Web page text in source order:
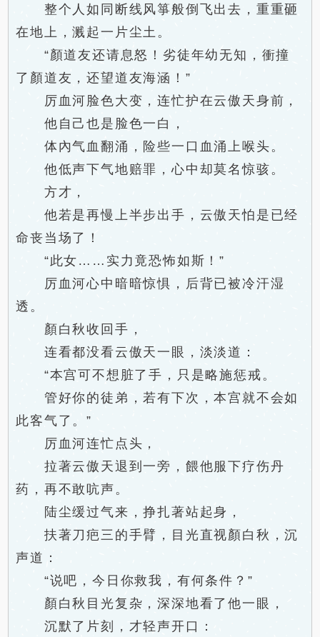
整个人如同断线风箏般倒飞出去，重重砸
在地上，溅起一片尘土。
“顏道友还请息怒！劣徒年幼无知，衝撞
了顏道友，还望道友海涵！”
厉血河脸色大变，连忙护在云傲天身前，
他自己也是脸色一白，
体內气血翻涌，险些一口血涌上喉头。
他低声下气地赔罪，心中却莫名惊骇。
方才，
他若是再慢上半步出手，云傲天怕是已经
命丧当场了！
“此女……实力竟恐怖如斯！”
厉血河心中暗暗惊惧，后背已被冷汗湿
透。
顏白秋收回手，
连看都没看云傲天一眼，淡淡道：
“本宫可不想脏了手，只是略施惩戒。
管好你的徒弟，若有下次，本宫就不会如
此客气了。”
厉血河连忙点头，
拉著云傲天退到一旁，餵他服下疗伤丹
药，再不敢吭声。
陆尘缓过气来，挣扎著站起身，
扶著刀疤三的手臂，目光直视顏白秋，沉
声道：
“说吧，今日你救我，有何条件？”
顏白秋目光复杂，深深地看了他一眼，
沉默了片刻，才轻声开口：